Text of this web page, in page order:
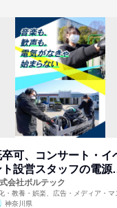
卒可、コンサート・イ
ト設営スタッフの電源
会社ボルテック
・教養・娯楽、広告・メディア・マ
電力・ガス・水道・エネルギー
神奈川県